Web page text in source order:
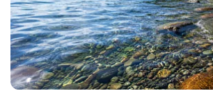
этнографические и активные формы
бережного отношения к природе и